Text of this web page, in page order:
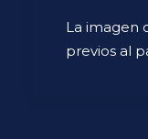
La imagen
previos al